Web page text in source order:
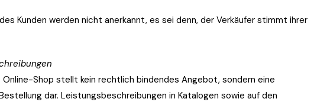
Kunden werden nicht anerkannt, es sei denn, der Verkäufer stimmt ihrer
Shop stellt kein rechtlich bindendes Angebot, sondern eine
dar. Leistungsbeschreibungen in Katalogen sowie auf den